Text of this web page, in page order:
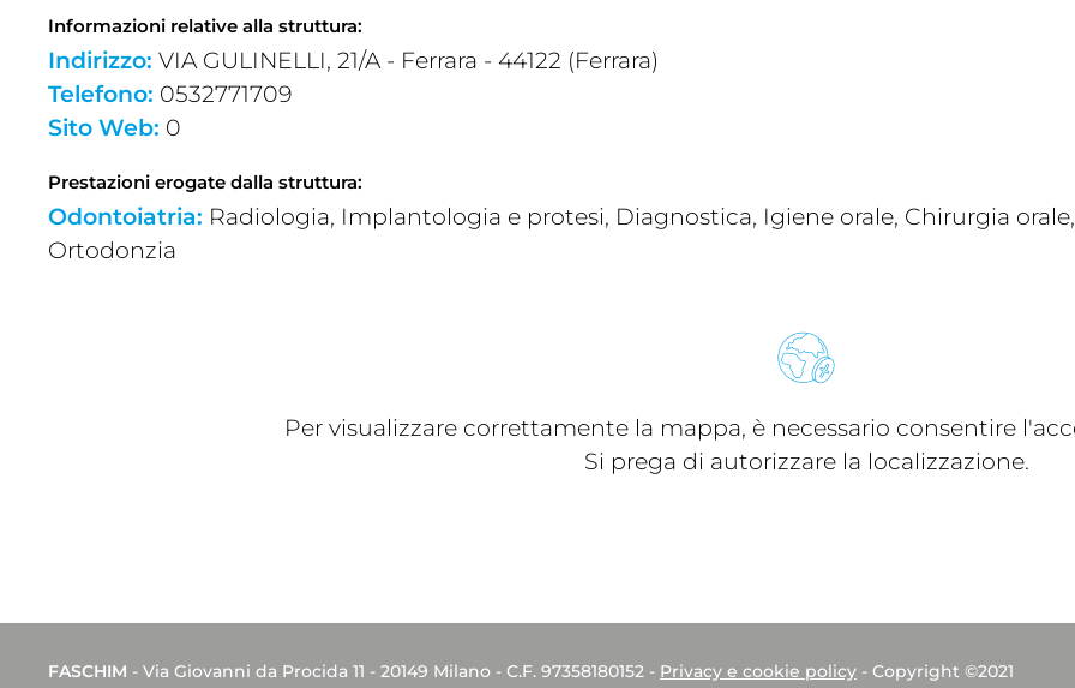
Informazioni relative alla struttura:
Indirizzo: VIA GULINELLI, 21/A - Ferrara - 44122 (Ferrara)
Telefono: 0532771709
Sito Web: 0
Prestazioni erogate dalla struttura:
Odontoiatria: Radiologia, Implantologia e protesi, Diagnostica, Igiene orale, Chirurgia
Ortodonzia
Per visualizzare correttamente la mappa, è necessario consentire
Si prega di autorizzare la localizzazione.
FASCHIM - Via Giovanni da Procida 11 - 20149 Milano - C.F. 97358180152 - Privacy e cookie policy - Copyright ©2021